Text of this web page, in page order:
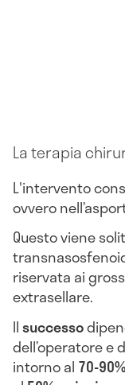
La terapia
L'intervento
ovvero
Questo viene
riservata ai
extrasellare.
Ilsuccesso
dell’operatore e
intorno al 70-